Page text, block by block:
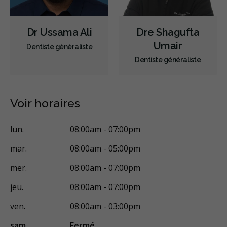
Extractions de dents et de dents de sagesse
Traitement des maladies des gencives - chirurgical
Traitement du trouble myofonctionnel orofacial
Traitement des maladies des gencives - non chirurgical
Greffe des gencives
Examens buccaux
Nettoyages dentaires
Scellants Ponts
Chirurgie endodontique
Obturations
Reconstruction complète de la bouche
Dr Ussama Ali
Dentiste généraliste
Dre Shagufta
Umair
Dentiste généraliste
Voir horaires
lun.
08:00am - 07:00pm
mar.
08:00am - 05:00pm
mer.
08:00am - 07:00pm
jeu.
08:00am - 07:00pm
ven.
08:00am - 03:00pm